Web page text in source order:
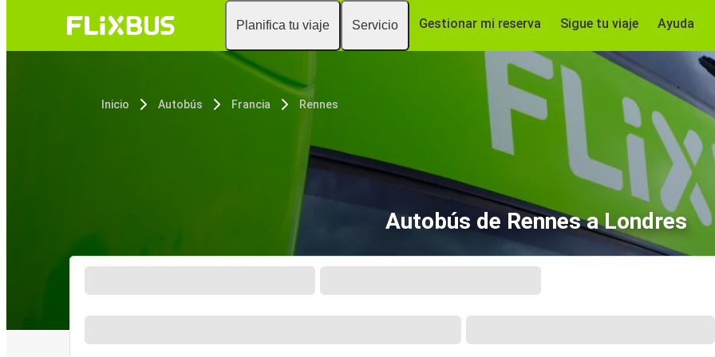
Planifica tu viaje Servicio Gestionar mi reserva Sigue tu viaje Ayuda
Inicio Autobús Francia Rennes
Autobús de Rennes a Londres